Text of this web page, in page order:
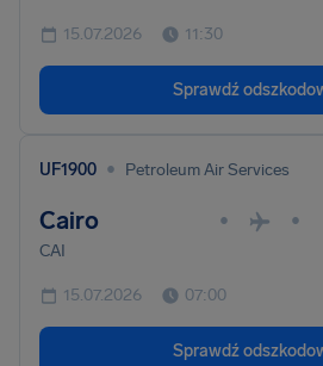
15.07.2026 11:30
Sprawdź
UF1900 • Petroleum Air Services
Cairo • •
CAI
15.07.2026 07:00
Sprawdź